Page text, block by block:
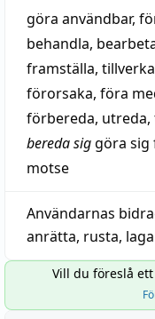
göra användbar,
behandla,
framställa, tillverka
förorsaka, föra
förbereda, utreda,
bereda siggöra sig
motse
Användarnas
anrätta, rusta, laga
Vill du föreslå